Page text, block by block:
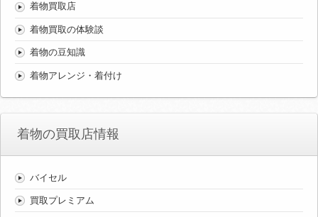
着物買取店
着物買取の体験談
着物の豆知識
着物アレンジ・着付け
着物の買取店情報
バイセル
買取プレミアム